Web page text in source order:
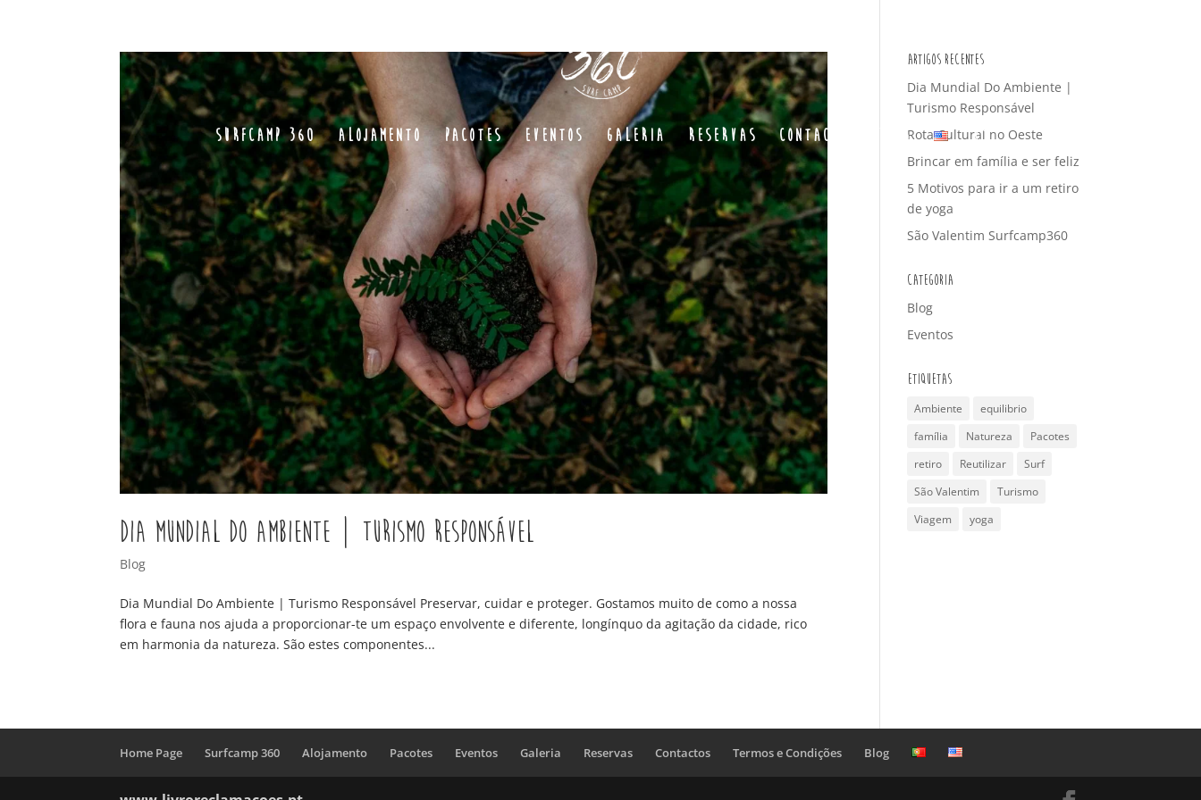
Surfcamp 360 Alojamento Pacotes Eventos Galeria Reservas Contactos Blog
Dia Mundial Do Ambiente | Turismo Responsável
Blog
Dia Mundial Do Ambiente | Turismo Responsável Preservar, cuidar e proteger. Gostamos muito de como a nossa
flora e fauna nos ajuda a proporcionar-te um espaço envolvente e diferente, longínquo da agitação da cidade, rico
em harmonia da natureza. São estes componentes...
Artigos Recentes
Dia Mundial Do Ambiente |
Turismo Responsável
Rota Cultural no Oeste
Brincar em família e ser feliz
5 Motivos para ir a um retiro
de yoga
São Valentim Surfcamp360
Categoria
Blog
Eventos
Etiquetas
Ambiente
equilibrio
família
Natureza
Pacotes
retiro
Reutilizar
Surf
São Valentim
Turismo
Viagem
yoga
Home Page Surfcamp 360 Alojamento Pacotes Eventos Galeria Reservas Contactos Termos e Condições Blog